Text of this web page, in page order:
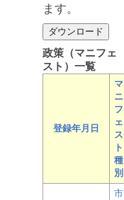
ます。
政策（マニフェ
スト）一覧
登録年月日
マ
ニ
フ
ェ
ス
ト
種
別
市